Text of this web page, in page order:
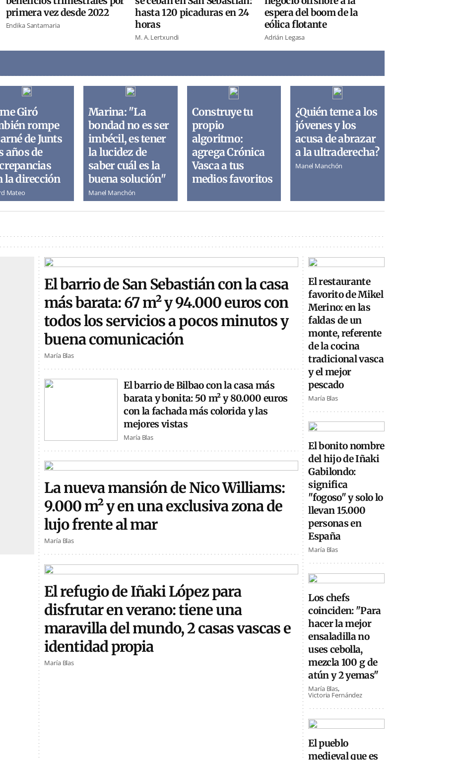
primera vez desde 2022
Endika Santamaria
hasta 120 picaduras en 24
horas
M. A. Lertxundi
espera del boom de la
eólica flotante
Adrián Legasa
Giró
rompe
de Junts
años de
la dirección
Mateo
Marina: "La
bondad no es ser
imbécil, es tener
la lucidez de
saber cuál es la
buena solución"
Manel Manchón
Construye tu
propio
algoritmo:
agrega Crónica
Vasca a tus
medios favoritos
¿Quién teme a los
jóvenes y los
acusa de abrazar
a la ultraderecha?
Manel Manchón
El barrio de San Sebastián con la casa
más barata: 67 m² y 94.000 euros con
todos los servicios a pocos minutos y
buena comunicación
María Blas
El barrio de Bilbao con la casa más
barata y bonita: 50 m² y 80.000 euros
con la fachada más colorida y las
mejores vistas
María Blas
La nueva mansión de Nico Williams:
9.000 m² y en una exclusiva zona de
lujo frente al mar
María Blas
El refugio de Iñaki López para
disfrutar en verano: tiene una
maravilla del mundo, 2 casas vascas e
identidad propia
María Blas
El restaurante
favorito de Mikel
Merino: en las
faldas de un
monte, referente
de la cocina
tradicional vasca
y el mejor
pescado
María Blas
El bonito nombre
del hijo de Iñaki
Gabilondo:
significa
"fogoso" y solo lo
llevan 15.000
personas en
España
María Blas
Los chefs
coinciden: "Para
hacer la mejor
ensaladilla no
uses cebolla,
mezcla 100 g de
atún y 2 yemas"
María Blas
Victoria Fernández
El pueblo
medieval que es